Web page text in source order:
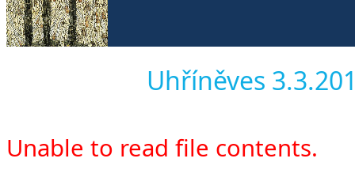
Uhříněves
Unable to read file contents.